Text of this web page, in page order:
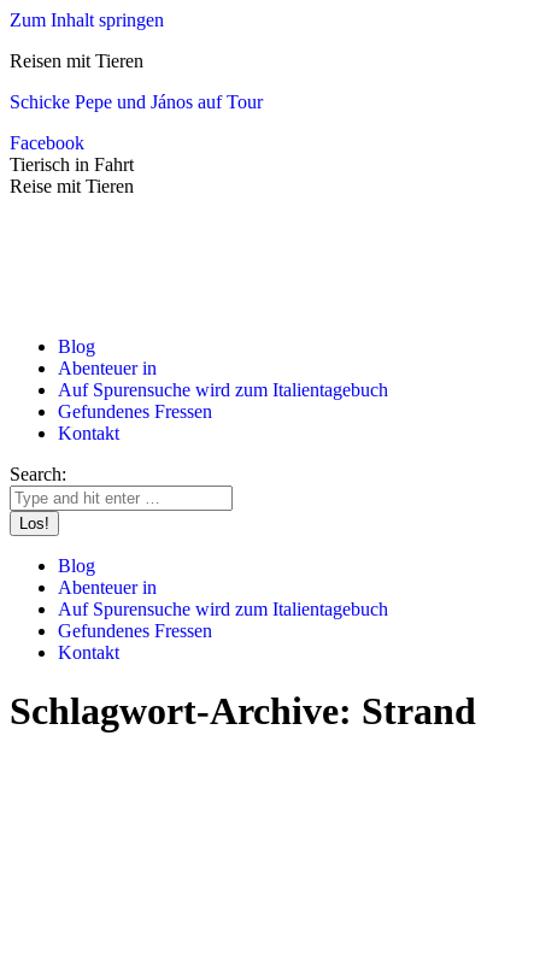
Zum Inhalt springen
Reisen mit Tieren
Schicke Pepe und János auf Tour
Facebook
Tierisch in Fahrt
Reise mit Tieren
Blog
Abenteuer in
Auf Spurensuche wird zum Italientagebuch
Gefundenes Fressen
Kontakt
Search:
Blog
Abenteuer in
Auf Spurensuche wird zum Italientagebuch
Gefundenes Fressen
Kontakt
Schlagwort-Archive: Strand